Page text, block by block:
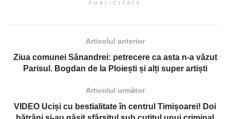
PUBLICITATE
Articolul anterior
Ziua comunei Sânandrei: petrecere ca asta n-a văzut
Parisul. Bogdan de la Ploiești și alți super artiști
Articolul următor
VIDEO Uciși cu bestialitate în centrul Timișoarei! Doi